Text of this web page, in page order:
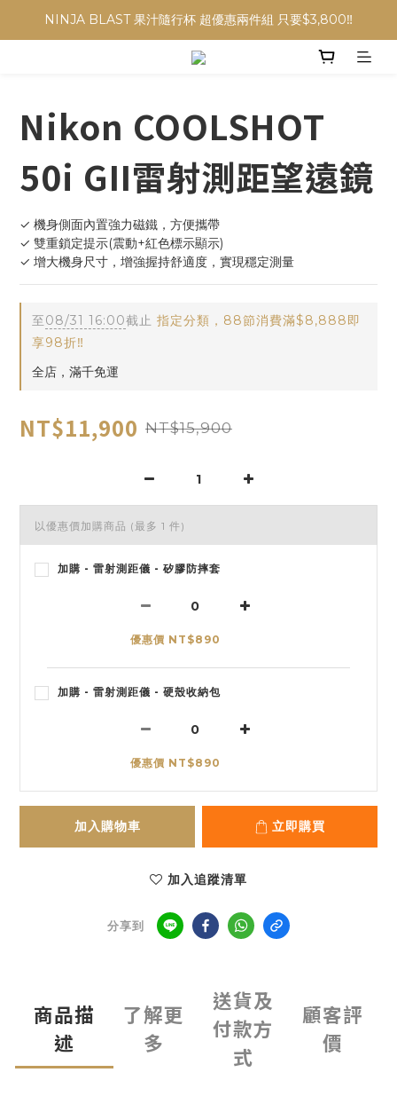
NINJA BLAST 果汁隨行杯 超優惠兩件組 只要$3,800‼️
NINJA BLAST 果汁隨行杯 超優惠兩件組 只要$3,800‼️
✨收藏經典， F接環鏡頭4折起✨
NINJA BLAST 果汁隨行杯 超優惠兩件組 只要$3,800‼️
Nikon COOLSHOT
50i GII雷射測距望遠鏡
✓ 機身側面內置強力磁鐵，方便攜帶
✓ 雙重鎖定提示(震動+紅色標示顯示)
✓ 增大機身尺寸，增強握持舒適度，實現穩定測量
至08/31 16:00截止 指定分類，88節消費滿$8,888即
享98折‼️
全店，滿千免運
NT$11,900 NT$15,900
以優惠價加購商品 (最多 1 件)
加購 - 雷射測距儀 - 矽膠防摔套
優惠價 NT$890
加購 - 雷射測距儀 - 硬殼收納包
優惠價 NT$890
加入購物車 立即購買
加入追蹤清單
分享到
商品描
述
了解更
多
送貨及
付款方
式
顧客評
價